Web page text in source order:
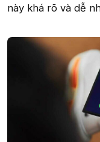
này khá rõ và dễ